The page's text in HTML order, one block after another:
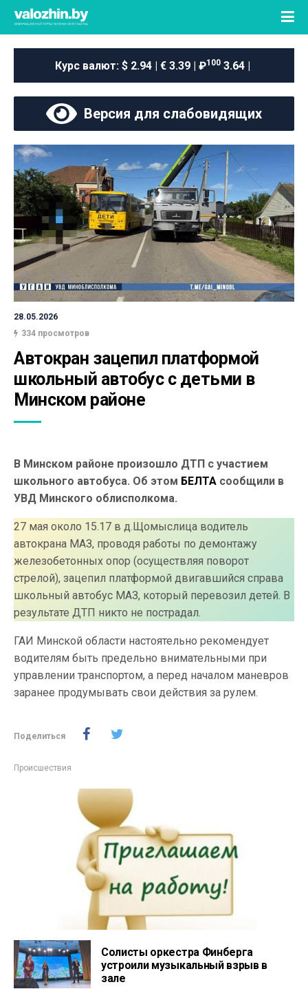
Курс валют: $ 2.94 | € 3.39 | ₽100 3.64 |
Версия для слабовидящих
28.05.2026
334 просмотров
Автокран зацепил платформой
школьный автобус с детьми в
Минском районе
В Минском районе произошло ДТП с участием
школьного автобуса. Об этом БЕЛТА сообщили в
УВД Минского облисполкома.
27 мая около 15.17 в д.Щомыслица водитель
автокрана МАЗ, проводя работы по демонтажу
железобетонных опор (осуществляя поворот
стрелой), зацепил платформой двигавшийся справа
школьный автобус МАЗ, который перевозил детей. В
результате ДТП никто не пострадал.
ГАИ Минской области настоятельно рекомендует
водителям быть предельно внимательными при
управлении транспортом, а перед началом маневров
заранее продумывать свои действия за рулем.
Поделиться
Происшествия
Солисты оркестра Финберга
устроили музыкальный взрыв в
зале